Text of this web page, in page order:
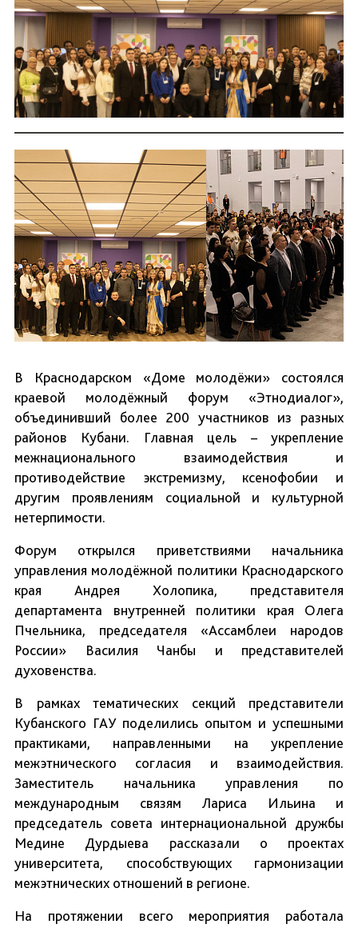
В Краснодарском «Доме молодёжи» состоялся
краевой молодёжный форум «Этнодиалог»,
объединивший более 200 участников из разных
районов Кубани. Главная цель – укрепление
межнационального взаимодействия и
противодействие экстремизму, ксенофобии и
другим проявлениям социальной и культурной
нетерпимости.
Форум открылся приветствиями начальника
управления молодёжной политики Краснодарского
края Андрея Холопика, представителя
департамента внутренней политики края Олега
Пчельника, председателя «Ассамблеи народов
России» Василия Чанбы и представителей
духовенства.
В рамках тематических секций представители
Кубанского ГАУ поделились опытом и успешными
практиками, направленными на укрепление
межэтнического согласия и взаимодействия.
Заместитель начальника управления по
международным связям Лариса Ильина и
председатель совета интернациональной дружбы
Медине Дурдыева рассказали о проектах
университета, способствующих гармонизации
межэтнических отношений в регионе.
На протяжении всего мероприятия работала